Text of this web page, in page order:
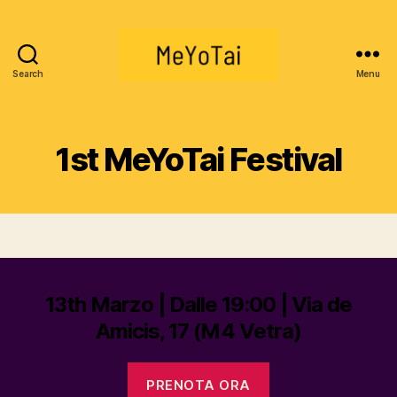
Search Menu
1st MeYoTai Festival
13th Marzo | Dalle 19:00 | Via de
Amicis, 17 (M4 Vetra)
PRENOTA ORA